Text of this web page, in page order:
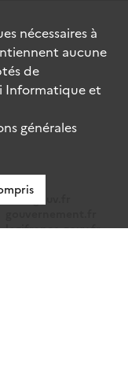
data.gouv.fr
legifrance.gouv.fr
nécessaires à
aucune
de
Informatique et
générales